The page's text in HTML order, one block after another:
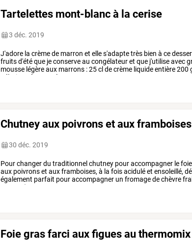
Tartelettes mont-blanc à la cerise
3 déc. 2019
J'adore la crèmede marron et elles'adaptetrès bien à ce
fruitsd'étéque jeconserveau congélateuret que j'utiliseavec
mousse légèreaux marrons :25cl decrème liquideentière200
gélatine
pâte sucrée
Chutney aux poivrons et aux
30 déc. 2019
Pourchangerdu traditionnel chutney pouraccompagner lefoie
aux poivronset auxframboises, à la foisaciduléet ensoleillé,
également parfait pouraccompagner un fromagedechèvre
(2
Foie gras farci aux figues au thermomix